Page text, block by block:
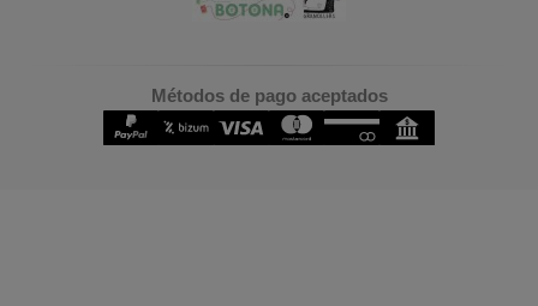
Métodos de pago aceptados